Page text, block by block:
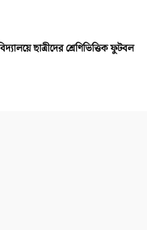
ছাত্রীদের শ্রেণিভিত্তিক ফুটবল